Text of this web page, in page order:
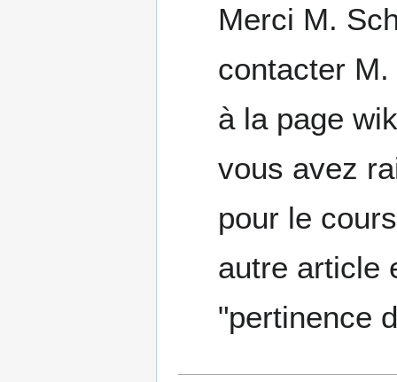
Merci M.
contacter
à la page
vous avez
pour le
autre article
"pertinence